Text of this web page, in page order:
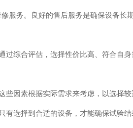
务。良好的售后服务是确保设备长期
综合评估，选择性价比高、符合自身
素根据实际需求来考虑，以选择较
择到合适的设备，才能确保试验结